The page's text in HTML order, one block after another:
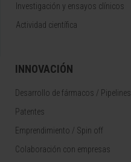
Investigación y ensayos clínicos
Actividad científica
INNOVACIÓN
Desarrollo de fármacos / Pipelines
Patentes
Emprendimiento / Spin off
Colaboración con empresas